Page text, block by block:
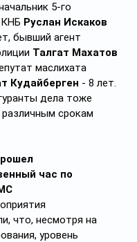
5-го
КНБ Руслан Искаков
бывший агент
Талгат Махатов
маслихата
Кудайберген - 8 лет.
дела тоже
срокам
час по
что, несмотря на
уровень